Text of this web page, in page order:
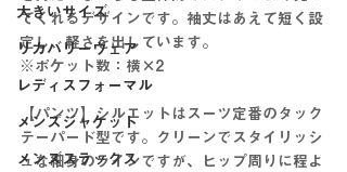
大きいサイズ
リカバリーウェア
レディスフォーマル
メンズジャケット
メンズスラックス
てくれるデザインです。袖丈はあえて短く設
定し、軽さを出しています。
※ポケット数：横×2
【パンツ】シルエットはスーツ定番のタック
テーパード型です。クリーンでスタイリッシ
ュな細身のラインですが、ヒップ周りに程よ